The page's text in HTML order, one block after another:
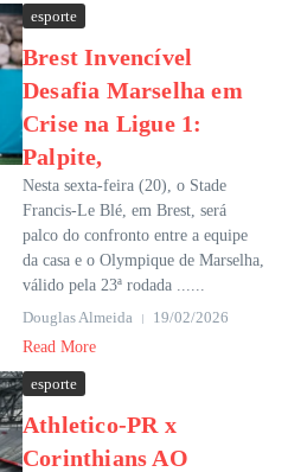
esporte
Brest Invencível
Desafia Marselha em
Crise na Ligue 1:
Palpite,
Nesta sexta-feira (20), o Stade
Francis-Le Blé, em Brest, será
palco do confronto entre a equipe
da casa e o Olympique de Marselha,
válido pela 23ª rodada ......
Douglas Almeida
19/02/2026
Read More
esporte
Athletico-PR x
Corinthians AO